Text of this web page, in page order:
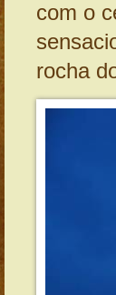
com o
rocha